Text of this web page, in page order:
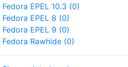
Fedora EPEL 10.3 (0)
Fedora EPEL 8 (0)
Fedora EPEL 9 (0)
Fedora Rawhide (0)